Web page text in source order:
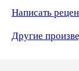
Написать
Другие